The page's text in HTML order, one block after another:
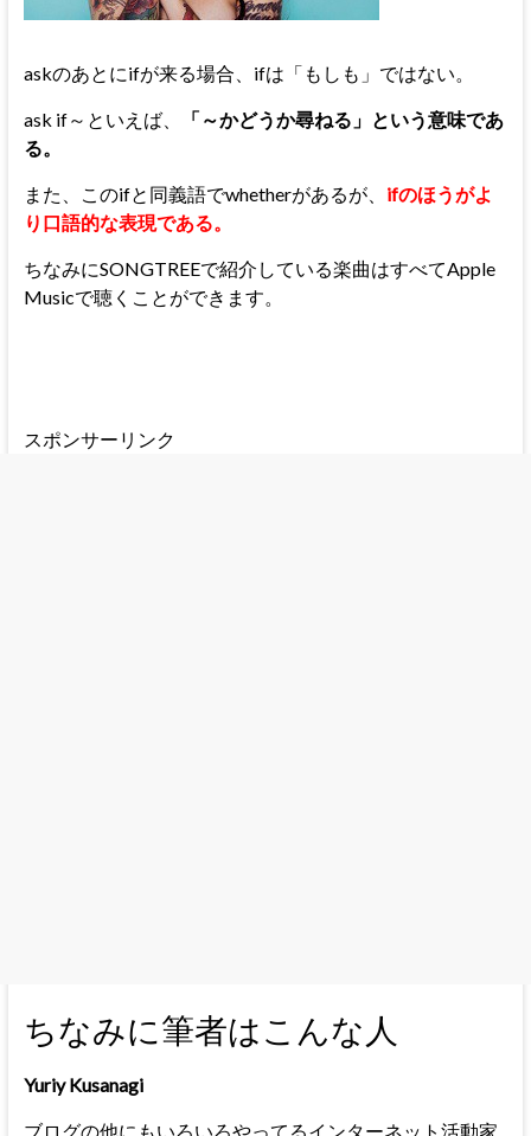
askのあとにifが来る場合、ifは「もしも」ではない。
ask if～といえば、
「～かどうか尋ねる」という意味であ
る。
また、このifと同義語でwhetherがあるが、 ifのほうがよ
り口語的な表現である。
ちなみにSONGTREEで紹介している楽曲はすべてApple
Musicで聴くことができます。
スポンサーリンク
ちなみに筆者はこんな人
Yuriy Kusanagi
ブログの他にもいろいろやってるインターネット活動家